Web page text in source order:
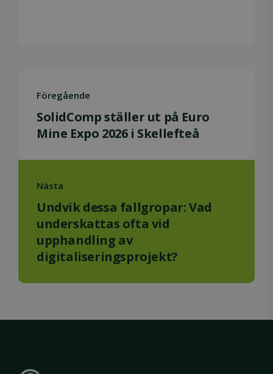
Föregående
SolidComp ställer ut på Euro
Mine Expo 2026 i Skellefteå
Nästa
Undvik dessa fallgropar: Vad
underskattas ofta vid
upphandling av
digitaliseringsprojekt?